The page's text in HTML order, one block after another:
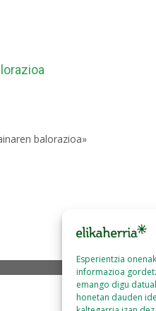
Esperientzia
informazioa
emango digu
honetan dauden
balorazioa»